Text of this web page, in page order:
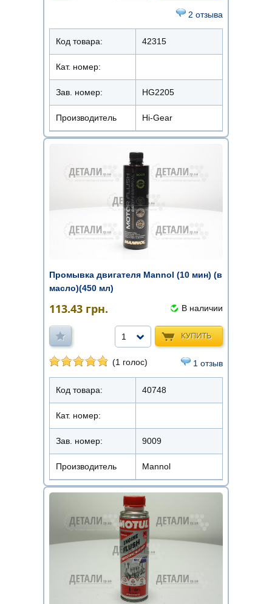
2 отзыва
Код товара: 42315
Кат. номер:
Зав. номер: HG2205
Производитель Hi-Gear
Промывка двигателя Mannol (10 мин) (в
масло)(450 мл)
113.43 грн. В наличии
КУПИТЬ
1
(1 голос) 1 отзыв
Код товара: 40748
Кат. номер:
Зав. номер: 9009
Производитель Mannol